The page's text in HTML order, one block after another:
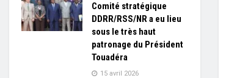
Comité stratégique
DDRR/RSS/NR a eu lieu
sous le très haut
patronage du Président
Touadéra
15 avril 2026